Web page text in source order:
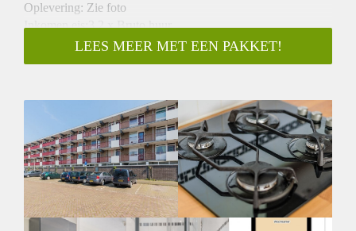
Oplevering: Zie foto
Inkomen eis:3,2 x Bruto huur
Garantiestelling mogelijk: Ja
Borg: 1 Maand
Huisdieren toegestaan: Afhankelijk van de Eigenaar
Huurtoeslag grens: Nee
Geschikt voor studenten: Afhankelijk van de Eigenaar
LEES MEER MET EEN PAKKET!